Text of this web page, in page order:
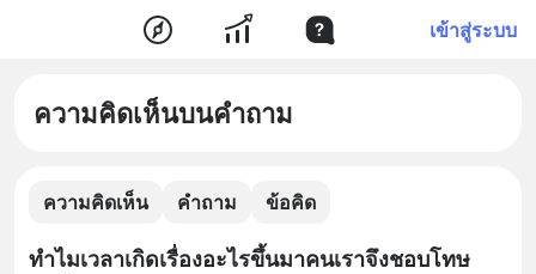
เข้าสู่ระบบ
ความคิดเห็นบนคำถาม
ความคิดเห็น คำถาม ข้อคิด
ทำไมเวลาเกิดเรื่องอะไรขึ้นมาคนเราจึงชอบโทษ